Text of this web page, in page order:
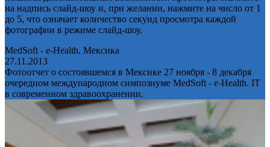
на надпись слайд-шоу и, при желании, нажмите на число от 1
до 5, что означает количество секунд просмотра каждой
фотографии в режиме слайд-шоу.
MedSoft - e-Health. Мексика
27.11.2013
Фотоотчет о состоявшемся в Мексике 27 ноября - 8 декабря
очередном международном симпозиуме MedSoft - e-Health. IT
в современном здравоохранении.